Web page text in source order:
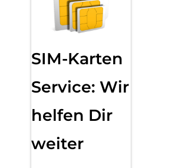
SIM-Karten
Service: Wir
helfen Dir
weiter